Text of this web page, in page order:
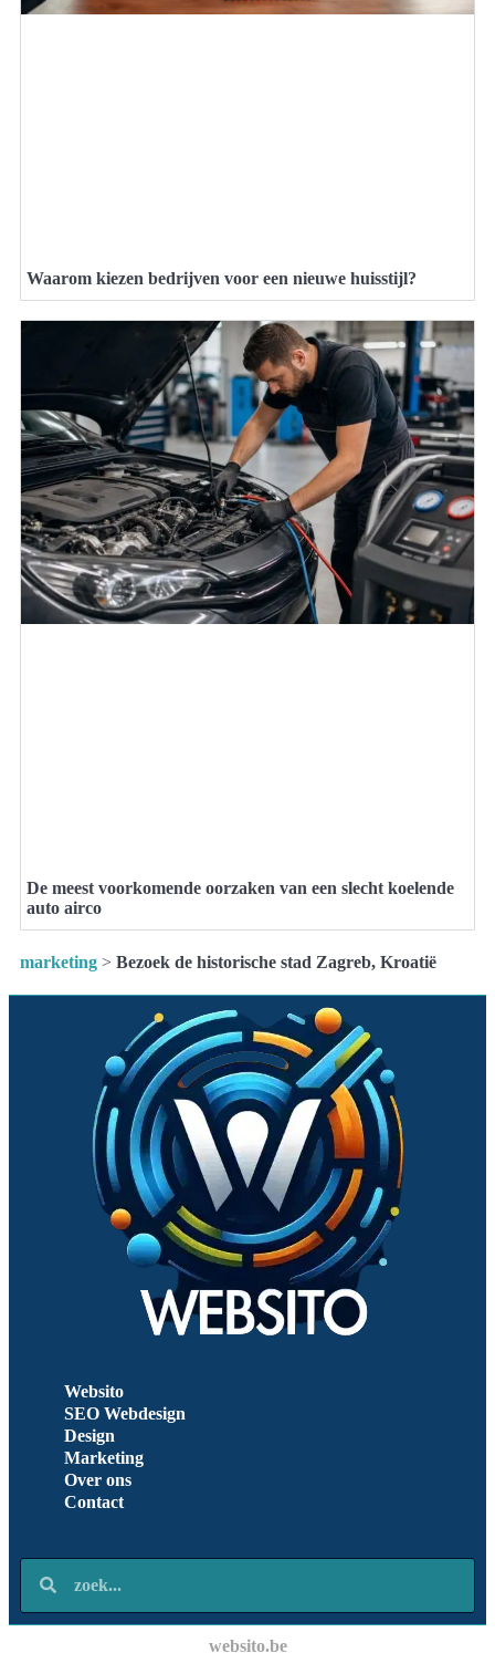
Waarom kiezen bedrijven voor een nieuwe huisstijl?
De meest voorkomende oorzaken van een slecht koelende
auto airco
marketing > Bezoek de historische stad Zagreb, Kroatië
Websito
SEO Webdesign
Design
Marketing
Over ons
Contact
websito.be